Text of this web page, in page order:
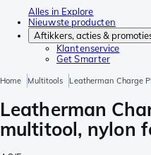
Alles in Explore
Nieuwste producten
Aftikkers, acties &
Klantenservice
Get Smarter
Home Multitools Leatherman Charge
Leatherman
multitool, nylon